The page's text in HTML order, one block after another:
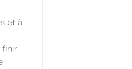
et à
finir